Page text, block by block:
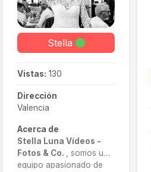
Stella
Vistas: 130
Dirección
Valencia
Acerca de
Stella Luna Vídeos -
Fotos & Co. , somos un
equipo apasionado de